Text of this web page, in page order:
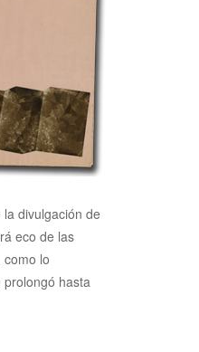
divulgación de
eco de las
lo
prolongó hasta